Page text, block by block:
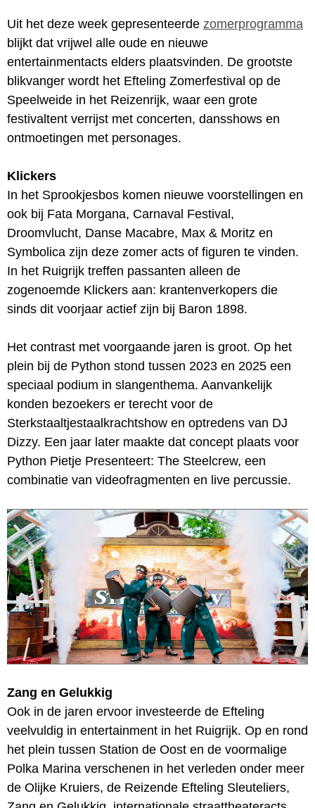
Uit het deze week gepresenteerde zomerprogramma
blijkt dat vrijwel alle oude en nieuwe
entertainmentacts elders plaatsvinden. De grootste
blikvanger wordt het Efteling Zomerfestival op de
Speelweide in het Reizenrijk, waar een grote
festivaltent verrijst met concerten, dansshows en
ontmoetingen met personages.
Klickers
In het Sprookjesbos komen nieuwe voorstellingen en
ook bij Fata Morgana, Carnaval Festival,
Droomvlucht, Danse Macabre, Max & Moritz en
Symbolica zijn deze zomer acts of figuren te vinden.
In het Ruigrijk treffen passanten alleen de
zogenoemde Klickers aan: krantenverkopers die
sinds dit voorjaar actief zijn bij Baron 1898.
Het contrast met voorgaande jaren is groot. Op het
plein bij de Python stond tussen 2023 en 2025 een
speciaal podium in slangenthema. Aanvankelijk
konden bezoekers er terecht voor de
Sterkstaaltjestaalkrachtshow en optredens van DJ
Dizzy. Een jaar later maakte dat concept plaats voor
Python Pietje Presenteert: The Steelcrew, een
combinatie van videofragmenten en live percussie.
Zang en Gelukkig
Ook in de jaren ervoor investeerde de Efteling
veelvuldig in entertainment in het Ruigrijk. Op en rond
het plein tussen Station de Oost en de voormalige
Polka Marina verschenen in het verleden onder meer
de Olijke Kruiers, de Reizende Efteling Sleuteliers,